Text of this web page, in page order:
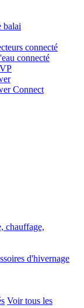
balai
connecté
connecté
Connect
chauffage,
d'hivernage
Voir tous les